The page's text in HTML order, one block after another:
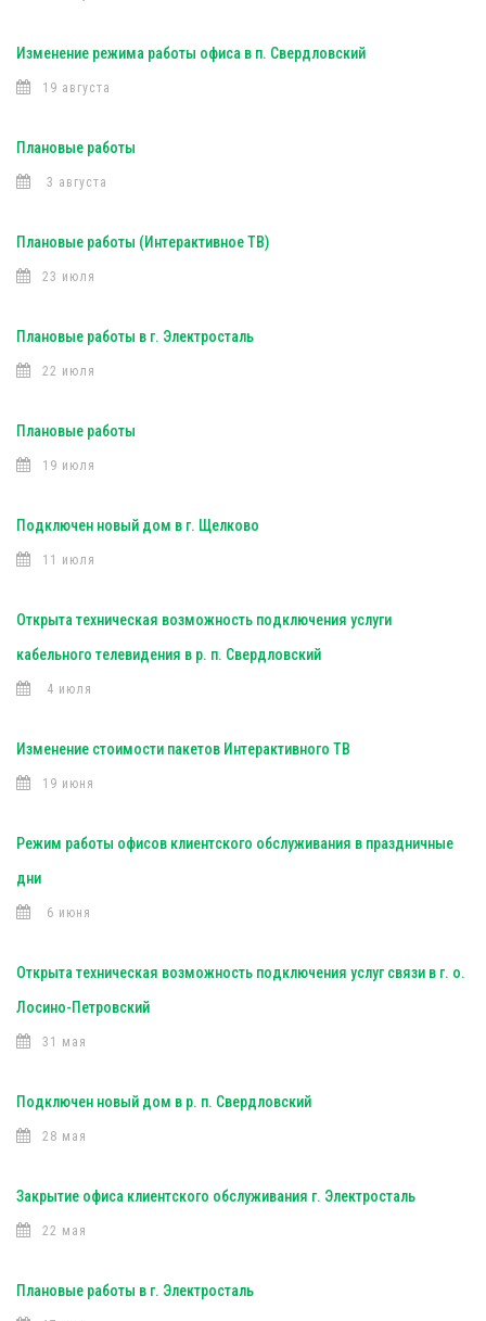
Изменение режима работы офиса в п. Свердловский
19 августа
Плановые работы
3 августа
Плановые работы (Интерактивное ТВ)
23 июля
Плановые работы в г. Электросталь
22 июля
Плановые работы
19 июля
Подключен новый дом в г. Щелково
11 июля
Открыта техническая возможность подключения услуги
кабельного телевидения в р. п. Свердловский
4 июля
Изменение стоимости пакетов Интерактивного ТВ
19 июня
Режим работы офисов клиентского обслуживания в праздничные
дни
6 июня
Открыта техническая возможность подключения услуг связи в г. о.
Лосино-Петровский
31 мая
Подключен новый дом в р. п. Свердловский
28 мая
Закрытие офиса клиентского обслуживания г. Электросталь
22 мая
Плановые работы в г. Электросталь